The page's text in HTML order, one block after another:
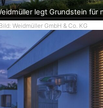
u
n
g
i
i
e
n
legt Grundstein für
Weidmüller GmbH & Co. KG